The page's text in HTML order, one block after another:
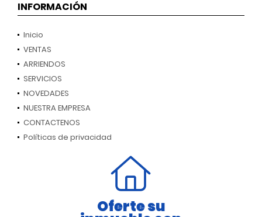
INFORMACIÓN
Inicio
VENTAS
ARRIENDOS
SERVICIOS
NOVEDADES
NUESTRA EMPRESA
CONTACTENOS
Políticas de privacidad
Oferte su